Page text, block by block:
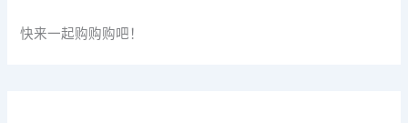
快来一起购购购吧！